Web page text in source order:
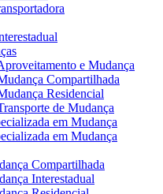
e Mudança
Compartilhada
Residencial
de Mudança
em Mudança
em Mudança
Compartilhada
Interestadual